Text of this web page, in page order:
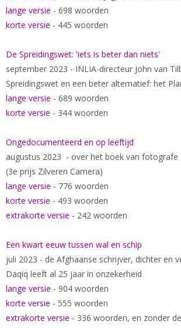
lange versie - 698 woorden
korte versie - 445 woorden
De Spreidingswet: 'iets is beter dan niets'
september 2023 - INLIA-directeur John van
Spreidingswet en een beter alternatief: het
lange versie - 689 woorden
korte versie - 344 woorden
Ongedocumenteerd en op leeftijd
augustus 2023 - over het boek van fotografe
(3e prijs Zilveren Camera)
lange versie - 776 woorden
korte versie - 493 woorden
extrakorte versie - 242 woorden
Een kwart eeuw tussen wal en schip
juli 2023 - de Afghaanse schrijver, dichter en
Daqiq leeft al 25 jaar in onzekerheid
lange versie - 904 woorden
korte versie - 555 woorden
extrakorte versie - 336 woorden, en zonder